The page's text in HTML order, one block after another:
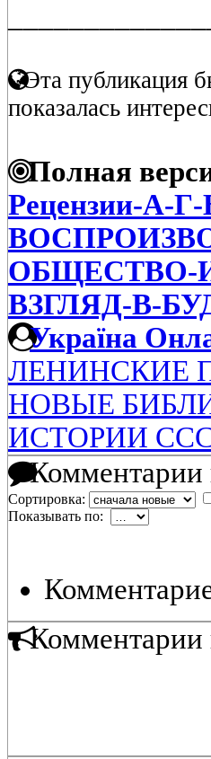
Эта публикация
показалась
Полная
Рецензии-
ОБЩЕСТВО-
ВЗГЛЯД-В-
Україна
ЛЕНИНСКИЕ
НОВЫЕ
ИСТОРИИ
Комментарии
Сортировка:
Показывать по:
Комментарии